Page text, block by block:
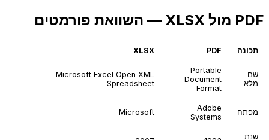
PDF מול XLSX — השוואת פורמטים
תכונה PDF
XLSX
שם
מלא
Portable
Document
Format
Microsoft Excel Open XML
Spreadsheet
מפתח
Adobe
Systems
Microsoft
שנת